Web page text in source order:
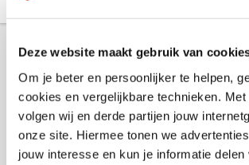
Deze website maakt gebruik van
Om je beter en persoonlijker te helpen,
cookies en vergelijkbare technieken. Met
volgen wij en derde partijen jouw
onze site. Hiermee tonen we
jouw interesse en kun je informatie
Aanvullende
Kleur
Zwart
Merk
SW-Motech